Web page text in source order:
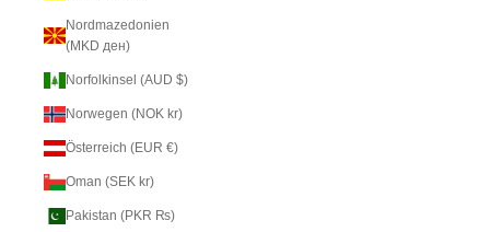
Nordmazedonien
(MKD ден)
Norfolkinsel (AUD $)
Norwegen (NOK kr)
Österreich (EUR €)
Oman (SEK kr)
Pakistan (PKR ₨)